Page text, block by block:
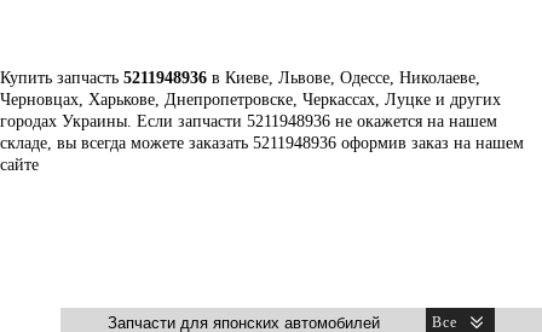
Купить запчасть 5211948936 в Киеве, Львове, Одессе, Николаеве,
Черновцах, Харькове, Днепропетровске, Черкассах, Луцке и других
городах Украины. Если запчасти 5211948936 не окажется на нашем
складе, вы всегда можете заказать 5211948936 оформив заказ на нашем
сайте